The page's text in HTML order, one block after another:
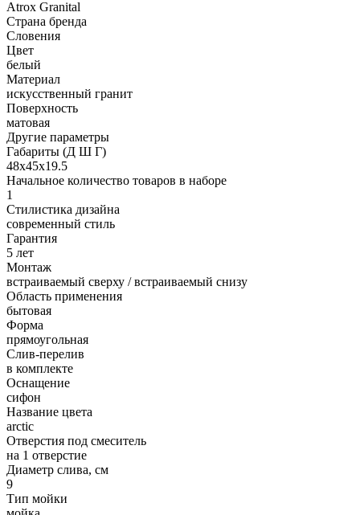
Atrox Granital
Страна бренда
Словения
Цвет
белый
Материал
искусственный гранит
Поверхность
матовая
Другие параметры
Габариты (Д Ш Г)
48х45х19.5
Начальное количество товаров в наборе
1
Стилистика дизайна
современный стиль
Гарантия
5 лет
Монтаж
встраиваемый сверху / встраиваемый снизу
Область применения
бытовая
Форма
прямоугольная
Слив-перелив
в комплекте
Оснащение
сифон
Название цвета
arctic
Отверстия под смеситель
на 1 отверстие
Диаметр слива, см
9
Тип мойки